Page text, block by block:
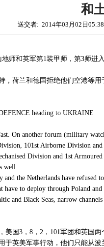
和
送交者: 2014年03月02日
地师和英军第1装甲师，第3师进
，荷兰和德国拒绝他们空港等用
heading to UKRAINE
On another forum (military
101st Airborne Division
Division and 1st
well.
and the Netherlands have refused
have to deploy through Poland
and Black Seas, narrow
美国3，8，2，101军团和英国
于英美军事行动，他们只能从